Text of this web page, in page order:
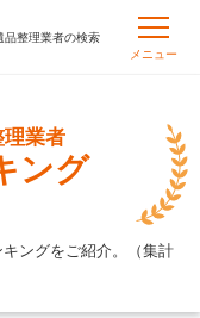
品整理業者の検索
メニュー
業者
ング
ングをご紹介。（集計